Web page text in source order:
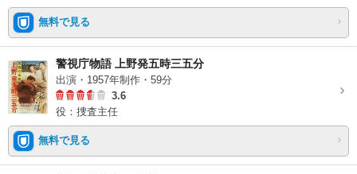
無料で見る
警視庁物語 上野発五時三五分
出演・1957年制作・59分
3.6
役：捜査主任
無料で見る